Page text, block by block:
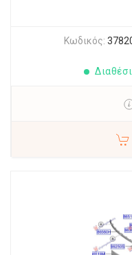
Κωδικός: